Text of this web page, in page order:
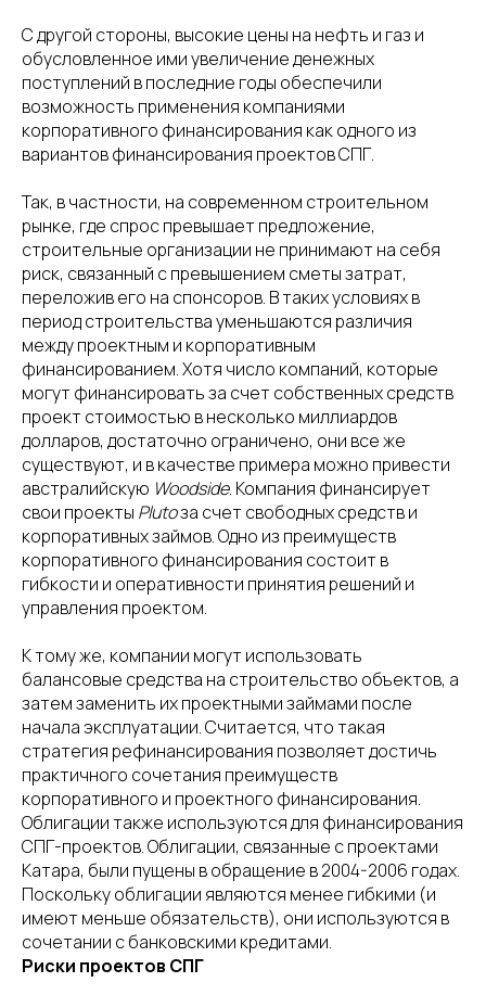
С другой стороны, высокие цены на нефть и газ и
обусловленное ими увеличение денежных
поступлений в последние годы обеспечили
возможность применения компаниями
корпоративного финансирования как одного из
вариантов финансирования проектов СПГ.
Так, в частности, на современном строительном
рынке, где спрос превышает предложение,
строительные организации не принимают на себя
риск, связанный с превышением сметы затрат,
переложив его на спонсоров. В таких условиях в
период строительства уменьшаются различия
между проектным и корпоративным
финансированием. Хотя число компаний, которые
могут финансировать за счет собственных средств
проект стоимостью в несколько миллиардов
долларов, достаточно ограничено, они все же
существуют, и в качестве примера можно привести
австралийскую Woodside. Компания финансирует
свои проекты Plutoза счет свободных средств и
корпоративных займов. Одно из преимуществ
корпоративного финансирования состоит в
гибкости и оперативности принятия решений и
управления проектом.
К тому же, компании могут использовать
балансовые средства на строительство объектов, а
затем заменить их проектными займами после
начала эксплуатации. Считается, что такая
стратегия рефинансирования позволяет достичь
практичного сочетания преимуществ
корпоративного и проектного финансирования.
Облигации также используются для финансирования
СПГ-проектов. Облигации, связанные с проектами
Катара, были пущены в обращение в 2004-2006 годах.
Поскольку облигации являются менее гибкими (и
имеют меньше обязательств), они используются в
сочетании с банковскими кредитами.
Риски проектов СПГ